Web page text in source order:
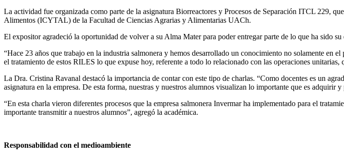
La actividad fue organizada como parte de la asignatura Biorreactores y Procesos de Separación ITCL 229,
Alimentos (ICYTAL) de la Facultad de Ciencias Agrarias y Alimentarias UACh.
El expositor agradeció la oportunidad de volver a su Alma Mater para poder entregar parte de lo que ha sido
“Hace 23 años que trabajo en la industria salmonera y hemos desarrollado un conocimiento no solamente en
el tratamiento de estos RILES lo que expuse hoy, referente a todo lo relacionado con las operaciones
La Dra. Cristina Ravanal destacó la importancia de contar con este tipo de charlas. “Como docentes es un
asignatura en la empresa. De esta forma, nuestras y nuestros alumnos visualizan lo importante que es adquirir
“En esta charla vieron diferentes procesos que la empresa salmonera Invermar ha implementado para el
importante transmitir a nuestros alumnos”, agregó la académica.
Responsabilidad con el medioambiente